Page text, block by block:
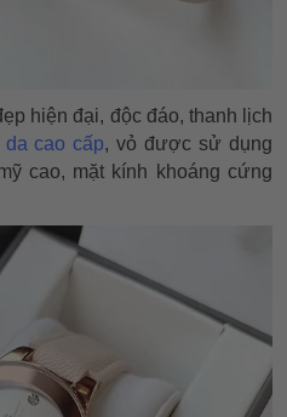
hiện đại, độc đáo, thanh lịch
da cao cấp, vỏ được sử dụng
cao, mặt kính khoáng cứng